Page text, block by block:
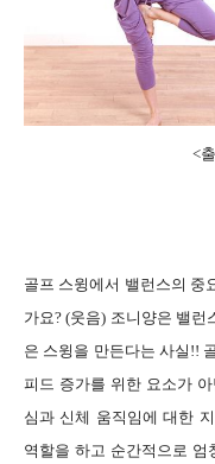
<
골프 스윙에서 밸런스의 중
가요? (웃음) 조니양은 밸
은 스윙을 만든다는 사실!!
피드 증가를 위한 요소가
심과 신체 움직임에 대한
역할을 하고 순간적으로 엄